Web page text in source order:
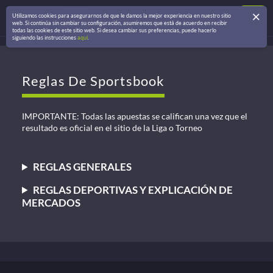
Reglas De Sportsbook
IMPORTANTE: Todas las apuestas se califican una vez que el
resultado es oficial en el sitio de la Liga o Torneo
REGLAS GENERALES
REGLAS DEPORTIVAS Y EXPLICACIÓN DE
MERCADOS
Utilizamos cookies para asegurarnos de que le damos la mejor experiencia en nuestro sitio
web. Si continúa sin cambiar su configuración, asumiremos que está de acuerdo en recibir
todas las cookies de este sitio web. Si desea cambiar sus preferencias, puede hacerlo
siguiendo las instruccionesaquí